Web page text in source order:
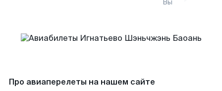
Вы
Про авиаперелеты на нашем сайте